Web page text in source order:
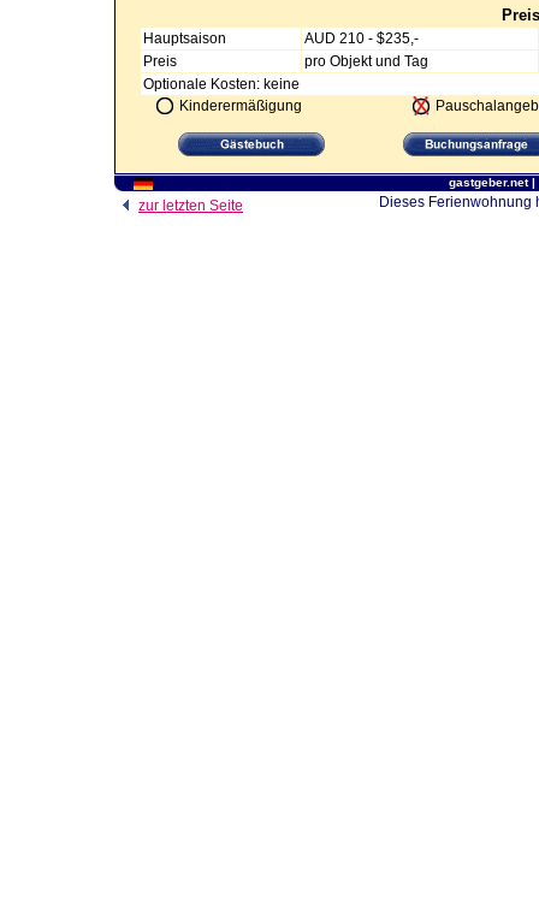
Hauptsaison
AUD 210 - $235,-
Preis
pro Objekt und Tag
Optionale Kosten: keine
Kinderermäßigung
gastgeber.net|
zur letzten Seite Dieses Ferienwohnung